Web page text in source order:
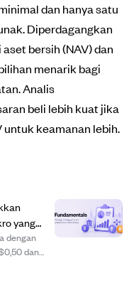
dan hanya satu
Diperdagangkan
bersih (NAV) dan
menarik bagi
Analis
beli lebih kuat jika
untuk keamanan lebih.
yang
kuat.
dengan
dan